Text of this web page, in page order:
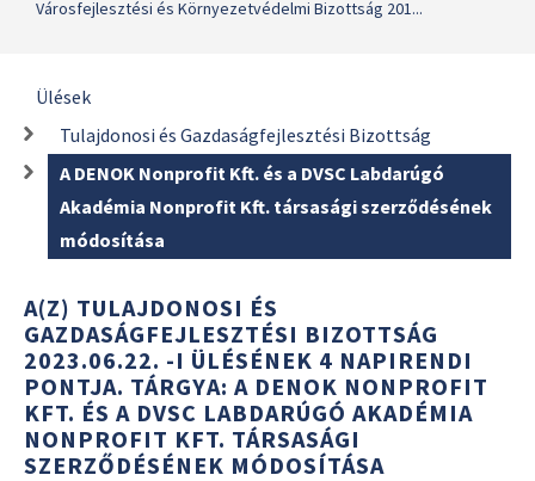
Városfejlesztési és Környezetvédelmi Bizottság 201...
Ülések
Tulajdonosi és Gazdaságfejlesztési Bizottság
A DENOK Nonprofit Kft. és a DVSC Labdarúgó
Akadémia Nonprofit Kft. társasági szerződésének
módosítása
A(Z) TULAJDONOSI ÉS
GAZDASÁGFEJLESZTÉSI BIZOTTSÁG
2023.06.22. -I ÜLÉSÉNEK 4 NAPIRENDI
PONTJA. TÁRGYA: A DENOK NONPROFIT
KFT. ÉS A DVSC LABDARÚGÓ AKADÉMIA
NONPROFIT KFT. TÁRSASÁGI
SZERZŐDÉSÉNEK MÓDOSÍTÁSA